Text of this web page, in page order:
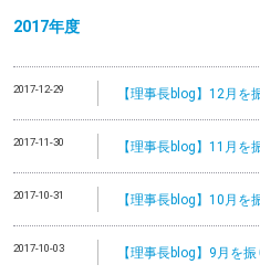
2017年度
2017-12-29 【理事長blog】12月を
2017-11-30 【理事長blog】11月を
2017-10-31 【理事長blog】10月を
2017-10-03 【理事長blog】9月を